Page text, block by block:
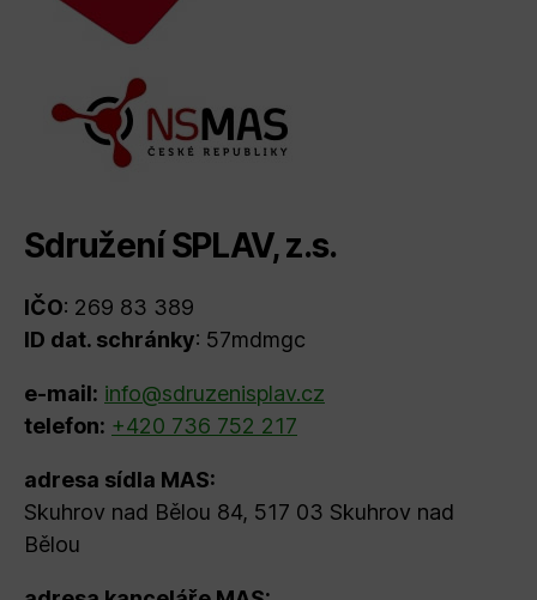
Sdružení SPLAV, z.s.
IČO: 269 83 389
ID dat. schránky: 57mdmgc
e-mail: info@sdruzenisplav.cz
telefon: +420 736 752 217
adresa sídla MAS:
Skuhrov nad Bělou 84, 517 03 Skuhrov nad
Bělou